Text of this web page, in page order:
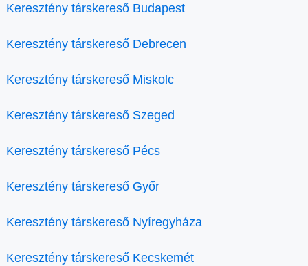
Keresztény társkereső Budapest
Keresztény társkereső Debrecen
Keresztény társkereső Miskolc
Keresztény társkereső Szeged
Keresztény társkereső Pécs
Keresztény társkereső Győr
Keresztény társkereső Nyíregyháza
Keresztény társkereső Kecskemét